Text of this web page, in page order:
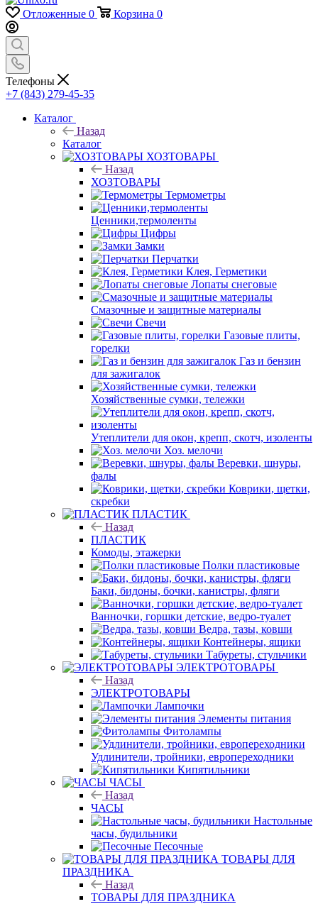
Отложенные 0 Корзина 0
Телефоны
+7 (843) 279-45-35
Каталог
Назад
Каталог
ХОЗТОВАРЫ
Назад
ХОЗТОВАРЫ
Термометры
Ценники,термоленты
Цифры
Замки
Перчатки
Клея, Герметики
Лопаты снеговые
Смазочные и защитные материалы
Свечи
Газовые плиты,
горелки
Газ и бензин
для зажигалок
Хозяйственные сумки, тележки
Утеплители для окон, крепп, скотч, изоленты
Хоз. мелочи
Веревки, шнуры,
фалы
Коврики, щетки,
скребки
ПЛАСТИК
Назад
ПЛАСТИК
Комоды, этажерки
Полки пластиковые
Баки, бидоны, бочки, канистры, фляги
Ванночки, горшки детские, ведро-туалет
Ведра, тазы, ковши
Контейнеры, ящики
Табуреты, стульчики
ЭЛЕКТРОТОВАРЫ
Назад
ЭЛЕКТРОТОВАРЫ
Лампочки
Элементы питания
Фитолампы
Удлинители, тройники, европереходники
Кипятильники
ЧАСЫ
Назад
ЧАСЫ
Настольные
часы, будильники
Песочные
ТОВАРЫ ДЛЯ
ПРАЗДНИКА
Назад
ТОВАРЫ ДЛЯ ПРАЗДНИКА